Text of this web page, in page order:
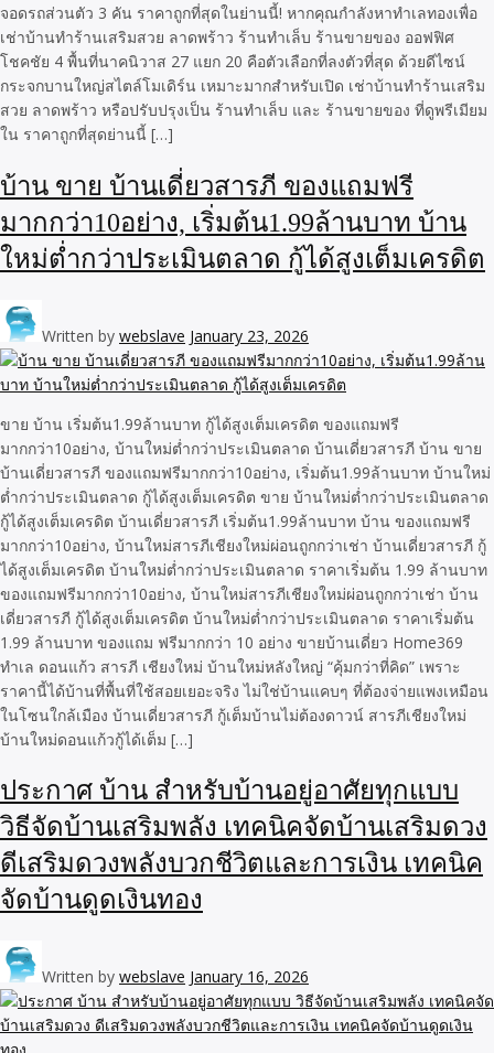
จอดรถส่วนตัว 3 คัน ราคาถูกที่สุดในย่านนี้! หากคุณกำลังหาทำเลทองเพื่อ
เช่าบ้านทำร้านเสริมสวย ลาดพร้าว ร้านทำเล็บ ร้านขายของ ออฟฟิศ
โชคชัย 4 พื้นที่นาคนิวาส 27 แยก 20 คือตัวเลือกที่ลงตัวที่สุด ด้วยดีไซน์
กระจกบานใหญ่สไตล์โมเดิร์น เหมาะมากสำหรับเปิด เช่าบ้านทำร้านเสริม
สวย ลาดพร้าว หรือปรับปรุงเป็น ร้านทำเล็บ และ ร้านขายของ ที่ดูพรีเมียม
ใน ราคาถูกที่สุดย่านนี้ […]
บ้าน ขาย บ้านเดี่ยวสารภี ของแถมฟรี
มากกว่า10อย่าง, เริ่มต้น1.99ล้านบาท บ้าน
ใหม่ต่ำกว่าประเมินตลาด กู้ได้สูงเต็มเครดิต
Written by webslave January 23, 2026
ขาย บ้าน เริ่มต้น1.99ล้านบาท กู้ได้สูงเต็มเครดิต ของแถมฟรี
มากกว่า10อย่าง, บ้านใหม่ต่ำกว่าประเมินตลาด บ้านเดี่ยวสารภี บ้าน ขาย
บ้านเดี่ยวสารภี ของแถมฟรีมากกว่า10อย่าง, เริ่มต้น1.99ล้านบาท บ้านใหม่
ต่ำกว่าประเมินตลาด กู้ได้สูงเต็มเครดิต ขาย บ้านใหม่ต่ำกว่าประเมินตลาด
กู้ได้สูงเต็มเครดิต บ้านเดี่ยวสารภี เริ่มต้น1.99ล้านบาท บ้าน ของแถมฟรี
มากกว่า10อย่าง, บ้านใหม่สารภีเชียงใหม่ผ่อนถูกกว่าเช่า บ้านเดี่ยวสารภี กู้
ได้สูงเต็มเครดิต บ้านใหม่ต่ำกว่าประเมินตลาด ราคาเริ่มต้น 1.99 ล้านบาท
ของแถมฟรีมากกว่า10อย่าง, บ้านใหม่สารภีเชียงใหม่ผ่อนถูกกว่าเช่า บ้าน
เดี่ยวสารภี กู้ได้สูงเต็มเครดิต บ้านใหม่ต่ำกว่าประเมินตลาด ราคาเริ่มต้น
1.99 ล้านบาท ของแถม ฟรีมากกว่า 10 อย่าง ขายบ้านเดี่ยว Home369
ทำเล ดอนแก้ว สารภี เชียงใหม่ บ้านใหม่หลังใหญ่ “คุ้มกว่าที่คิด” เพราะ
ราคานี้ได้บ้านที่พื้นที่ใช้สอยเยอะจริง ไม่ใช่บ้านแคบๆ ที่ต้องจ่ายแพงเหมือน
ในโซนใกล้เมือง บ้านเดี่ยวสารภี กู้เต็มบ้านไม่ต้องดาวน์ สารภีเชียงใหม่
บ้านใหม่ดอนแก้วกู้ได้เต็ม […]
ประกาศ บ้าน สำหรับบ้านอยู่อาศัยทุกแบบ
วิธีจัดบ้านเสริมพลัง เทคนิคจัดบ้านเสริมดวง
ดีเสริมดวงพลังบวกชีวิตและการเงิน เทคนิค
จัดบ้านดูดเงินทอง
Written by webslave January 16, 2026